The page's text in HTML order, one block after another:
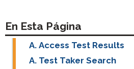
Guía de Tecnología de
Guía de Auriculares
Guías del Coordinador
Guías para Empezar
En Esta Página
Access Test Results
Test Taker Search